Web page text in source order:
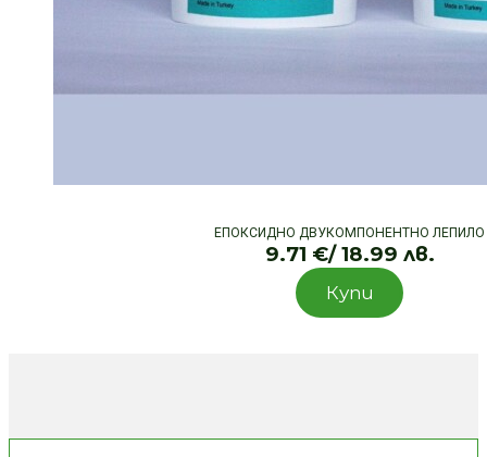
ЕПОКСИДНО ДВУКОМПОНЕНТНО ЛЕПИЛО
9.71 €/ 18.99 лв.
Купи